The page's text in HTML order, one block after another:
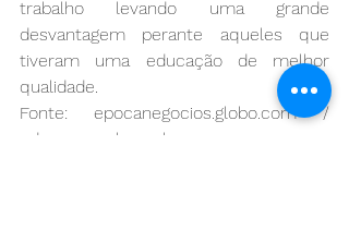
trabalho levando uma grande
desvantagem perante aqueles que
tiveram uma educação de melhor
qualidade.
Fonte: epocanegocios.globo.com /
educacaouol.com.br